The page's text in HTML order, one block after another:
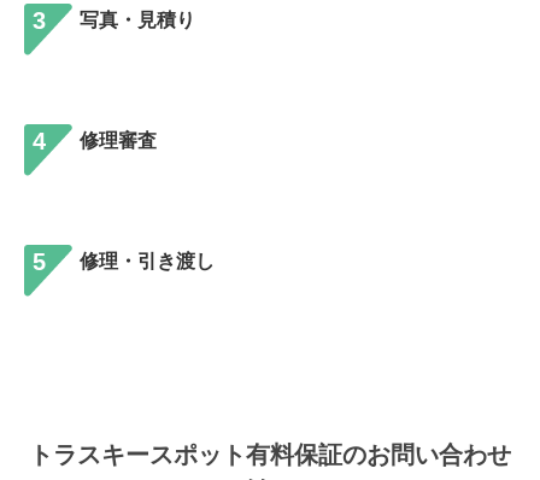
3 写真・見積り
4 修理審査
5 修理・引き渡し
トラスキースポット有料保証のお問い合わせ